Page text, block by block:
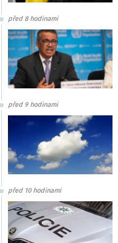
před 8 hodinami
před 9 hodinami
před 10 hodinami